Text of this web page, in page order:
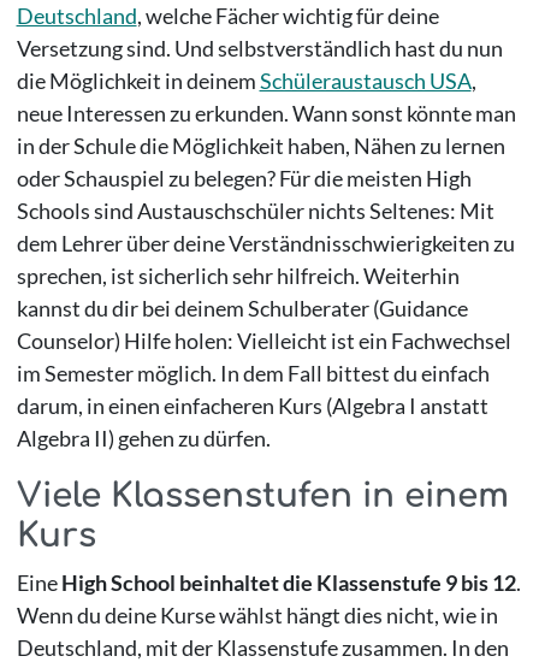
Deutschland, welche Fächer wichtig für deine
Versetzung sind. Und selbstverständlich hast du nun
die Möglichkeit in deinemSchüleraustausch USA,
neue Interessen zu erkunden. Wann sonst könnte man
in der Schule die Möglichkeit haben, Nähen zu lernen
oder Schauspiel zu belegen? Für die meisten High
Schools sind Austauschschüler nichts Seltenes: Mit
dem Lehrer über deine Verständnisschwierigkeiten zu
sprechen, ist sicherlich sehr hilfreich. Weiterhin
kannst du dir bei deinem Schulberater (Guidance
Counselor) Hilfe holen: Vielleicht ist ein Fachwechsel
im Semester möglich. In dem Fall bittest du einfach
darum, in einen einfacheren Kurs (Algebra I anstatt
Algebra II) gehen zu dürfen.
Viele Klassenstufen in einem
Kurs
EineHigh School beinhaltet die Klassenstufe 9 bis 12.
Wenn du deine Kurse wählst hängt dies nicht, wie in
Deutschland, mit der Klassenstufe zusammen. In den